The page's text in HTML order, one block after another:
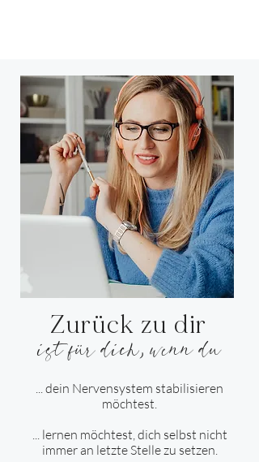
Zurück zu dir
ist für dich, wenn du
... dein Nervensystem stabilisieren
möchtest.
... lernen möchtest, dich selbst nicht
immer an letzte Stelle zu setzen.